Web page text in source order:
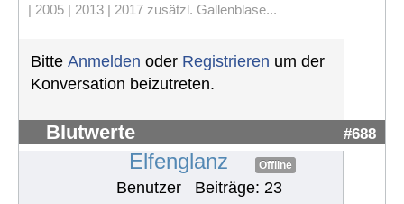
| 2005 | 2013 | 2017 zusätzl. Gallenblase...
Bitte Anmelden oder Registrieren um der
Konversation beizutreten.
Blutwerte #688
Elfenglanz Offline
Benutzer Beiträge: 23